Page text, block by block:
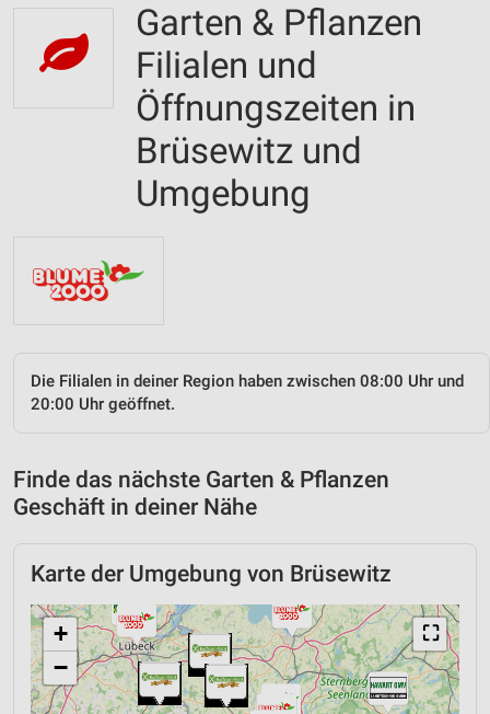
Garten & Pflanzen
Filialen und
Öffnungszeiten in
Brüsewitz und
Umgebung
Die Filialen in deiner Region haben zwischen 08:00 Uhr und
20:00 Uhr geöffnet.
Finde das nächste Garten & Pflanzen
Geschäft in deiner Nähe
Karte der Umgebung von Brüsewitz
⛶
+
−